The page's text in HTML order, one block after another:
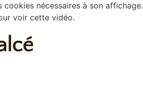
nécessaires à son affichage.
voir cette vidéo.